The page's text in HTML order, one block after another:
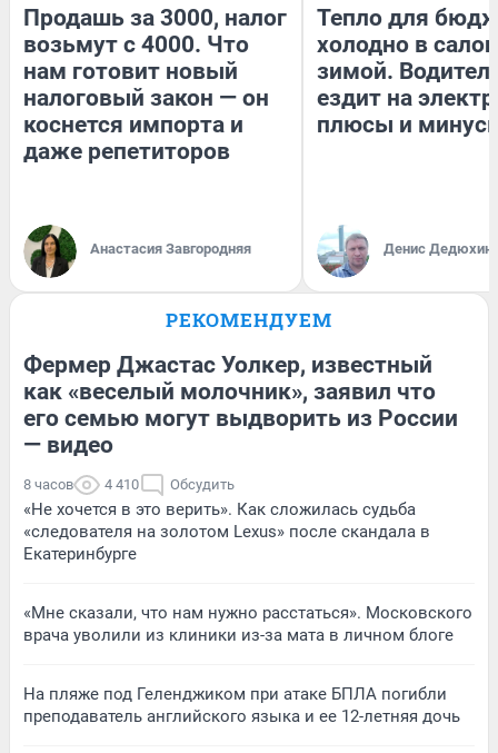
Продашь за 3000, налог
возьмут с 4000. Что
нам готовит новый
налоговый закон — он
коснется импорта и
даже репетиторов
Анастасия Завгородняя
Тепло для
холодно в
зимой.
ездит на
плюсы и
Денис Дедюхин
РЕКОМЕНДУЕМ
Фермер Джастас Уолкер, известный
как «веселый молочник», заявил что
его семью могут выдворить из России
— видео
8 часов 4 410 Обсудить
«Не хочется в это верить». Как сложилась судьба
«следователя на золотом Lexus» после скандала в
Екатеринбурге
«Мне сказали, что нам нужно расстаться». Московского
врача уволили из клиники из-за мата в личном блоге
На пляже под Геленджиком при атаке БПЛА погибли
преподаватель английского языка и ее 12-летняя дочь